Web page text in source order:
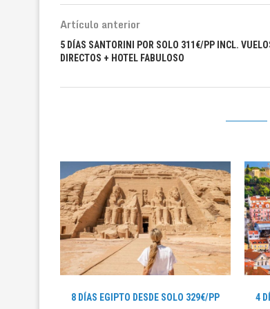
Artículo anterior
5 DÍAS SANTORINI POR SOLO 311€/PP INCL.
DIRECTOS + HOTEL FABULOSO
8 DÍAS EGIPTO DESDE SOLO 329€/PP 4